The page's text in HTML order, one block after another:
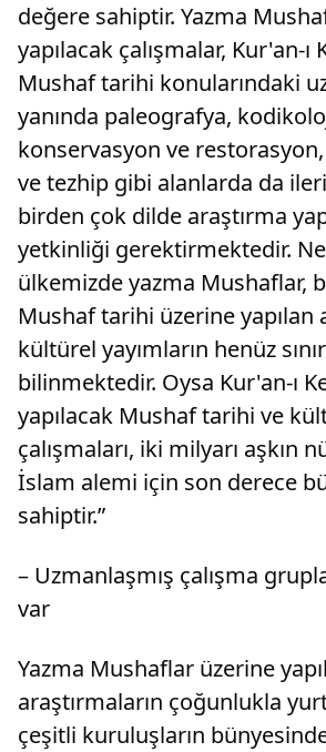
değere sahiptir. Yazma
yapılacak çalışmalar, Kur'an-ı
Mushaf tarihi konularındaki
yanında paleografya,
konservasyon ve
ve tezhip gibi alanlarda da
birden çok dilde araştırma
yetkinliği gerektirmektedir.
ülkemizde yazma Mushaflar,
Mushaf tarihi üzerine yapılan
kültürel yayımların henüz
bilinmektedir. Oysa Kur'an-ı
yapılacak Mushaf tarihi ve
çalışmaları, iki milyarı aşkın
İslam alemi için son derece
sahiptir.”
– Uzmanlaşmış çalışma
var
Yazma Mushaflar üzerine
araştırmaların çoğunlukla
çeşitli kuruluşların